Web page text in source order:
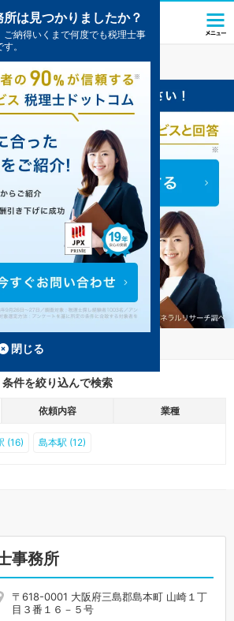
計事務所の一覧4件掲載中
りました。
条件を絞り込んで検索
依頼内容 業種
(16) 島本駅 (12)
事務所
〒618-0001 大阪府三島郡島本町 山崎１丁
目３番１６－５号
は見つかりましたか？
納得いくまで何度でも税理士事
。
閉じる